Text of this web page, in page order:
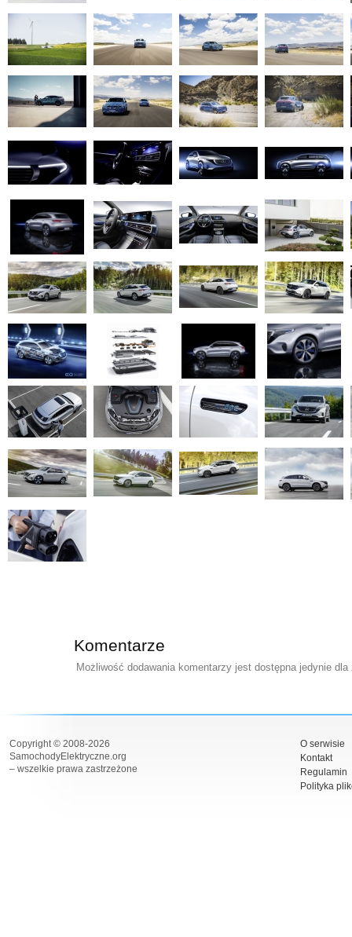
Komentarze
Możliwość dodawania komentarzy jest dostępna jedynie
Copyright © 2008-2026
SamochodyElektryczne.org
– wszelkie prawa zastrzeżone
O serwisie
Kontakt
Regulamin
Polityka